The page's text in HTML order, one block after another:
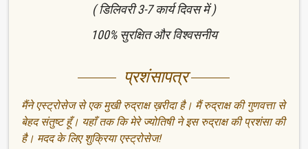
( डिलिवरी 3-7 कार्य दिवस में )
100% सुरक्षित और विश्वसनीय
प्रशंसापत्र
मैंने एस्ट्रोसेज से एक मुखी रुद्राक्ष ख़रीदा है। मैं रुद्राक्ष की गुणवत्ता से
बेहद संतुष्ट हूँ। यहाँ तक कि मेरे ज्योतिषी ने इस रुद्राक्ष की प्रशंसा की
है। मदद के लिए शुक्रिया एस्ट्रोसेज!